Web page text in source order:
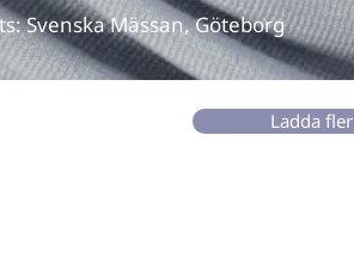
Svenska Mässan, Göteborg
Ladda fler